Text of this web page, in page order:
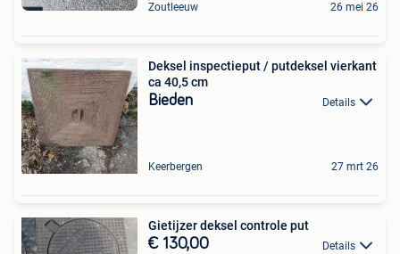
Zoutleeuw 26 mei 26
Deksel inspectieput / putdeksel vierkant
ca 40,5 cm
Bieden Details
Keerbergen 27 mrt 26
Gietijzer deksel controle put
€ 130,00 Details